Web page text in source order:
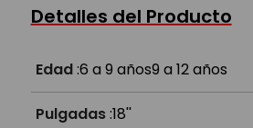
¿Las luces funcionan a pilas?
Detalles del Producto
Edad:6 a 9 años9 a 12 años
Pulgadas:18''